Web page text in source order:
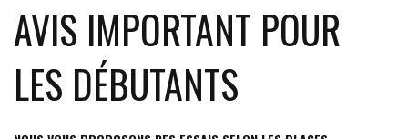
AVIS IMPORTANT POUR
LES DÉBUTANTS